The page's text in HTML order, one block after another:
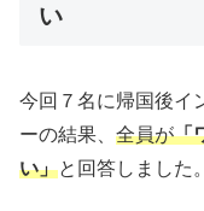
い
今回７名に帰国後イ
ーの結果、 全員が「
い」と回答しました。